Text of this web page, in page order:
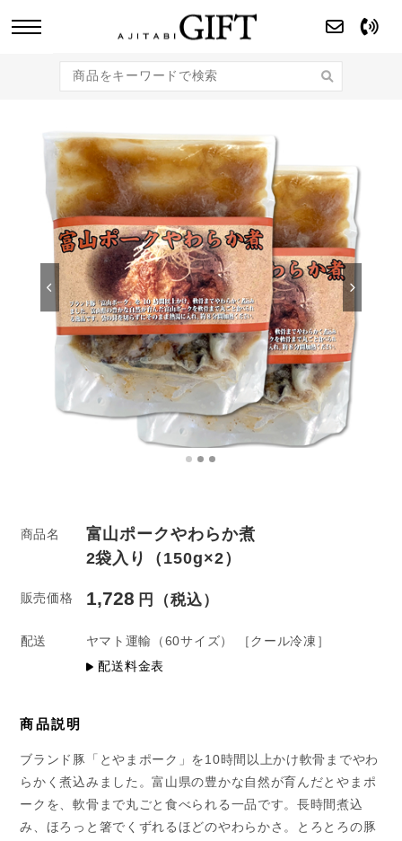
のギフト商品をご提案します。
商品名
富山ポークやわらか煮
2袋入り（150g×2）
販売価格 1,728
配送 ヤマト運輸 （60サイズ）
［クール冷凍］
配送料金表
商品説明
ブランド豚「とやまポーク」を10時間以上かけ軟骨までやわ
らかく煮込みました。富山県の豊かな自然が育んだとやまポ
ークを、軟骨まで丸ごと食べられる一品です。長時間煮込
み、ほろっと箸でくずれるほどのやわらかさ。とろとろの豚